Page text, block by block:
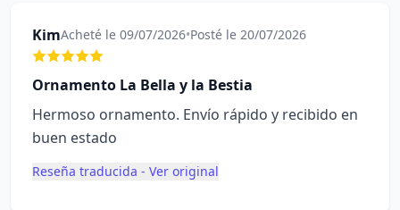
KimAcheté le 09/07/2026•Posté le 20/07/2026
Ornamento La Bella y la Bestia
Hermoso ornamento. Envío rápido y recibido en
buen estado
Reseña traducida - Ver original